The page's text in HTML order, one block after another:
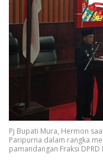
Pj Bupati Mura, Hermon
Paripurna dalam rangka
pamandangan Fraksi